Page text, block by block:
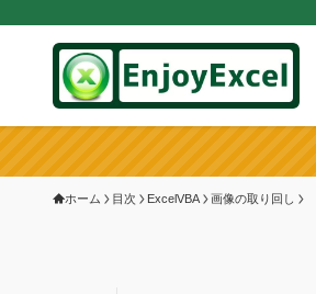
ホーム 目次 ExcelVBA 画像の取り回し